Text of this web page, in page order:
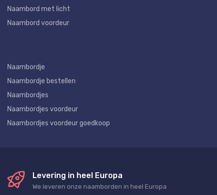
Naambord met licht
Naambord voordeur
Naambordje
Naambordje bestellen
Naambordjes
Naambordjes voordeur
Naambordjes voordeur goedkoop
Levering in heel Europa
We leveren onze naamborden in heel Europa